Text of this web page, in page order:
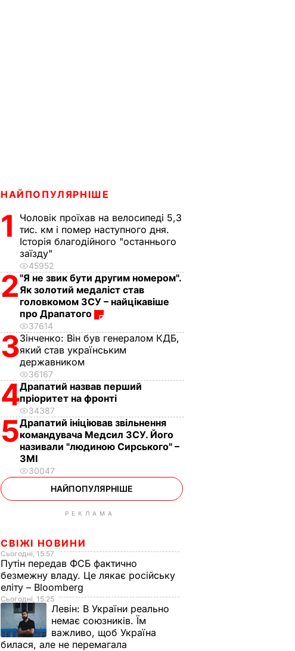
НАЙПОПУЛЯРНІШЕ
1
Чоловік проїхав на велосипеді 5,3
тис. км і помер наступного дня.
Історія благодійного "останнього
заїзду"
45952
2"Я не звик бути другим номером".
Як золотий медаліст став
головкомом ЗСУ – найцікавіше
про Драпатого
37614
3Зінченко: Він був генералом КДБ,
який став українським
державником
36167
4Драпатий назвав перший
пріоритет на фронті
34387
5Драпатий ініціював звільнення
командувача Медсил ЗСУ. Його
називали "людиною Сирського" –
ЗМІ
30047
НАЙПОПУЛЯРНІШЕ
РЕКЛАМА
СВІЖІ НОВИНИ
Сьогодні, 15.57
Путін передав ФСБ фактично
безмежну владу. Це лякає російську
еліту – Bloomberg
Сьогодні, 15.25
Левін: В України реально
немає союзників. Їм
важливо, щоб Україна
билася, але не перемагала